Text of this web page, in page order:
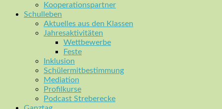
Kooperationspartner
Schulleben
Aktuelles aus den Klassen
Jahresaktivitäten
Wettbewerbe
Feste
Inklusion
Schülermitbestimmung
Mediation
Profilkurse
Podcast Streberecke